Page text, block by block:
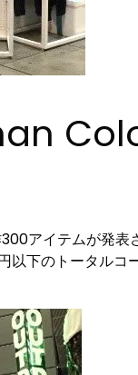
アイテムが発表
下のトータル